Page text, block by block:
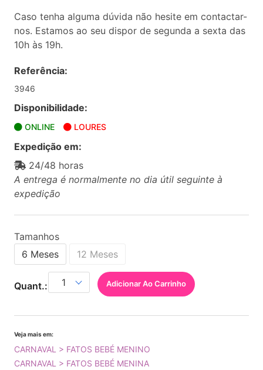
Caso tenha alguma dúvida não hesite em contactar-
nos. Estamos ao seu dispor de segunda a sexta das
10h às 19h.
Referência:
3946
Disponibilidade:
ONLINE LOURES
Expedição em:
24/48 horas
A entrega é normalmente no dia útil seguinte à
expedição
Tamanhos
6 Meses
12 Meses
Quant.: Adicionar Ao Carrinho
Veja mais em:
CARNAVAL > FATOS BEBÉ MENINO
CARNAVAL > FATOS BEBÉ MENINA